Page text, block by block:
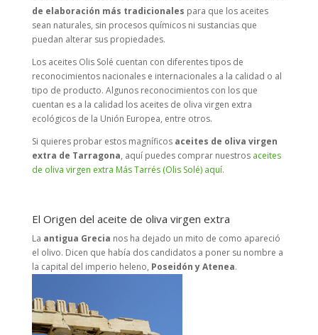
de elaboración más tradicionales para que los aceites
sean naturales, sin procesos químicos ni sustancias que
puedan alterar sus propiedades.
Los aceites Olis Solé cuentan con diferentes tipos de
reconocimientos nacionales e internacionales a la calidad o al
tipo de producto. Algunos reconocimientos con los que
cuentan es a la calidad los aceites de oliva virgen extra
ecológicos de la Unión Europea, entre otros.
Si quieres probar estos magníficos aceites de oliva virgen
extra de Tarragona, aquí puedes comprar nuestros aceites
de oliva virgen extra Más Tarrés (Olis Solé) aquí.
El Origen del aceite de oliva virgen extra
La antigua Grecia nos ha dejado un mito de como apareció
el olivo. Dicen que había dos candidatos a poner su nombre a
la capital del imperio heleno, Poseidón y Atenea.